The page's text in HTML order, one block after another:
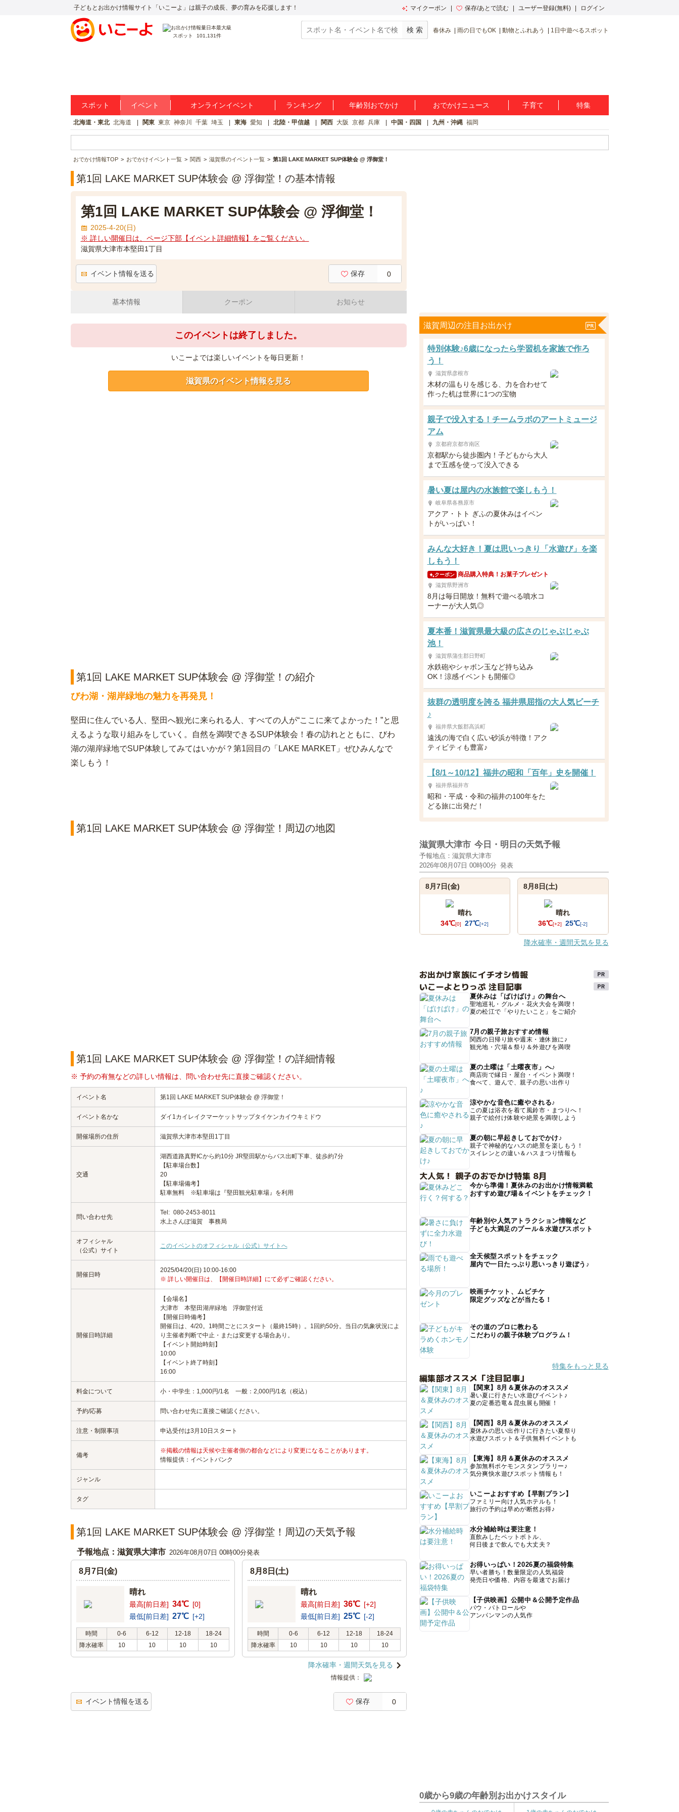
子どもとお出かけ情報サイト「いこーよ」は親子の成長、夢の育みを応援します！ マイクーポン 保存/あとで読む ユーザー登録(無料) ログイン
スポット 101,131件
春休み 雨の日でもOK 動物とふれあう 1日中遊べるスポット
スポット イベント オンラインイベント ランキング 年齢別おでかけ おでかけニュース 子育て 特集
北海道・東北 北海道 関東 東京 神奈川 千葉 埼玉 東海 愛知 北陸・甲信越 関西 大阪 京都 兵庫 中国・四国 九州・沖縄 福岡
おでかけ情報TOP おでかけイベント一覧 関西 滋賀県のイベント一覧 第1回 LAKE MARKET SUP体験会 @ 浮御堂！
第1回 LAKE MARKET SUP体験会 @ 浮御堂！の基本情報
第1回 LAKE MARKET SUP体験会 @ 浮御堂！
2025-4-20(日)
※ 詳しい開催日は、ページ下部【イベント詳細情報】をご覧ください。
滋賀県大津市本堅田1丁目
イベント情報を送る 保存 0
基本情報 クーポン お知らせ
このイベントは終了しました。
いこーよでは楽しいイベントを毎日更新！
滋賀県のイベント情報を見る
第1回 LAKE MARKET SUP体験会 @ 浮御堂！の紹介
びわ湖・湖岸緑地の魅力を再発見！
堅田に住んでいる人、堅田へ観光に来られる人、すべての人が“ここに来てよかった！”と思
えるような取り組みをしていく。自然を満喫できるSUP体験会！春の訪れとともに、びわ
湖の湖岸緑地でSUP体験してみてはいかが？第1回目の「LAKE MARKET」ぜひみんなで
楽しもう！
第1回 LAKE MARKET SUP体験会 @ 浮御堂！周辺の地図
第1回 LAKE MARKET SUP体験会 @ 浮御堂！の詳細情報
※ 予約の有無などの詳しい情報は、問い合わせ先に直接ご確認ください。
イベント名 第1回 LAKE MARKET SUP体験会 @ 浮御堂！
イベント名かな ダイ1カイレイクマーケットサップタイケンカイウキミドウ
開催場所の住所 滋賀県大津市本堅田1丁目
交通
湖西道路真野ICから約10分 JR堅田駅からバス出町下車、徒歩約7分
【駐車場台数】
20
【駐車場備考】
駐車無料 ※駐車場は『堅田観光駐車場』を利用
問い合わせ先
Tel: 080-2453-8011
水上さんぽ滋賀 事務局
オフィシャル
（公式）サイト
このイベントのオフィシャル（公式）サイトへ
開催日時
2025/04/20(日) 10:00-16:00
※ 詳しい開催日は、【開催日時詳細】にて必ずご確認ください。
開催日時詳細
【会場名】
大津市 本堅田湖岸緑地 浮御堂付近
【開催日時備考】
開催日は、4/20。1時間ごとにスタート（最終15時）。1回約50分。当日の気象状況によ
り主催者判断で中止・または変更する場合あり。
【イベント開始時刻】
10:00
【イベント終了時刻】
16:00
料金について 小・中学生：1,000円/1名 一般：2,000円/1名（税込）
予約/応募 問い合わせ先に直接ご確認ください。
注意・制限事項 申込受付は3月10日スタート
備考
※掲載の情報は天候や主催者側の都合などにより変更になることがあります。
情報提供：イベントバンク
ジャンル
タグ
第1回 LAKE MARKET SUP体験会 @ 浮御堂！周辺の天気予報
予報地点：滋賀県大津市 2026年08月07日 00時00分発表
8月7日(金)
晴れ
最高[前日差] 34℃ [0]
最低[前日差] 27℃ [+2]
時間 0-6 6-12 12-18
18-24
降水確率
10 10 10 10
8月8日(土)
晴れ
最高[前日差] 36℃ [+2]
最低[前日差] 25℃ [-2]
時間 0-6 6-12 12-18
18-24
降水確率
10 10 10 10
降水確率・週間天気を見る
情報提供：
イベント情報を送る 保存 0
滋賀周辺の注目お出かけ
特別体験♪6歳になったら学習机を家族で作ろ
う！
滋賀県彦根市
木材の温もりを感じる、力を合わせて
作った机は世界に1つの宝物
親子で没入する！チームラボのアートミュージ
アム
京都府京都市南区
京都駅から徒歩圏内！子どもから大人
まで五感を使って没入できる
暑い夏は屋内の水族館で楽しもう！
岐阜県各務原市
アクア・トト ぎふの夏休みはイベン
トがいっぱい！
みんな大好き！夏は思いっきり「水遊び」を楽
しもう！
クーポン 商品購入特典！お菓子プレゼント
滋賀県野洲市
8月は毎日開放！無料で遊べる噴水コ
ーナーが大人気◎
夏本番！滋賀県最大級の広さのじゃぶじゃぶ
池！
滋賀県蒲生郡日野町
水鉄砲やシャボン玉など持ち込み
OK！涼感イベントも開催◎
抜群の透明度を誇る 福井県屈指の大人気ビーチ
♪
福井県大飯郡高浜町
遠浅の海で白く広い砂浜が特徴！アク
ティビティも豊富♪
【8/1～10/12】福井の昭和「百年」史を開催！
福井県福井市
昭和・平成・令和の福井の100年をた
どる旅に出発だ！
滋賀県大津市 今日・明日の天気予報
予報地点：滋賀県大津市
2026年08月07日 00時00分 発表
8月7日(金)
晴れ
34℃[0] 27℃[+2]
8月8日(土)
晴れ
36℃[+2] 25℃[-2]
降水確率・週間天気を見る
お出かけ家族にイチオシ情報
いこーよとりっぷ 注目記事
夏休みは「ばけばけ」の舞台へ
聖地巡礼・グルメ・花火大会を満喫！
夏の松江で「やりたいこと」をご紹介
7月の親子旅おすすめ情報
関西の日帰り旅や週末・連休旅に♪
観光地・穴場＆祭り＆外遊びを満喫
夏の土曜は「土曜夜市」へ♪
商店街で縁日・屋台・イベント満喫！
食べて、遊んで、親子の思い出作り
涼やかな音色に癒やされる♪
この夏は浴衣を着て風鈴市・まつりへ！
親子で絵付け体験や絶景を満喫しよう
夏の朝に早起きしておでかけ♪
親子で神秘的なハスの絶景を楽しもう！
スイレンとの違い＆ハスまつり情報も
大人気！ 親子のおでかけ特集 8月
今から準備！夏休みのお出かけ情報満載
おすすめ遊び場＆イベントをチェック！
年齢別や人気アトラクション情報など
子ども大満足のプール＆水遊びスポット
全天候型スポットをチェック
屋内で一日たっぷり思いっきり遊ぼう♪
映画チケット、ムビチケ
限定グッズなどが当たる！
その道のプロに教わる
こだわりの親子体験プログラム！
特集をもっと見る
編集部オススメ「注目記事」
【関東】8月＆夏休みのオススメ
暑い夏に行きたい水遊びイベント♪
夏の定番恐竜＆昆虫展も開催！
【関西】8月＆夏休みのオススメ
夏休みの思い出作りに行きたい夏祭り
水遊びスポット＆子供無料イベントも
【東海】8月＆夏休みのオススメ
参加無料ポケモンスタンプラリー♪
気分爽快水遊びスポット情報も！
いこーよおすすめ【早割プラン】
ファミリー向け人気ホテルも！
旅行の予約は早めが断然お得♪
水分補給時は要注意！
直飲みしたペットボトル、
何日後まで飲んでも大丈夫？
お得いっぱい！2026夏の福袋特集
早い者勝ち！数量限定の人気福袋
発売日や価格、内容を最速でお届け
【子供映画】公開中＆公開予定作品
パウ・パトロールや
アンパンマンの人気作
0歳から9歳の年齢別お出かけスタイル